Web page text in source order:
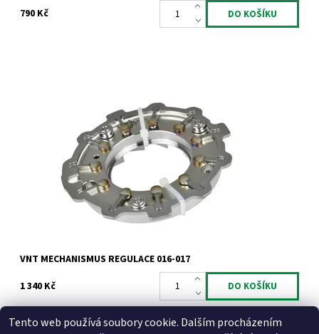
790 Kč
VNT mechanismus regulace pro motory 1.9 2.0TDi 1.9dCi 1.9JTD.
Skladem
786
Jrone
2 roky
VNT MECHANISMUS REGULACE 016-017
1 340 Kč
Tento web používá soubory cookie. Dalším procházením